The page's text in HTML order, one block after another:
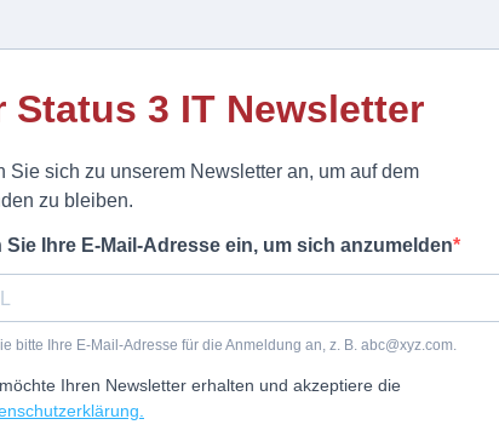
Status 3 IT Newsletter
Sie sich zu unserem Newsletter an, um auf dem
zu bleiben.
Sie Ihre E-Mail-Adresse ein, um sich anzumelden
bitte Ihre E-Mail-Adresse für die Anmeldung an, z. B. abc@xyz.com.
Ihren Newsletter erhalten und akzeptiere die